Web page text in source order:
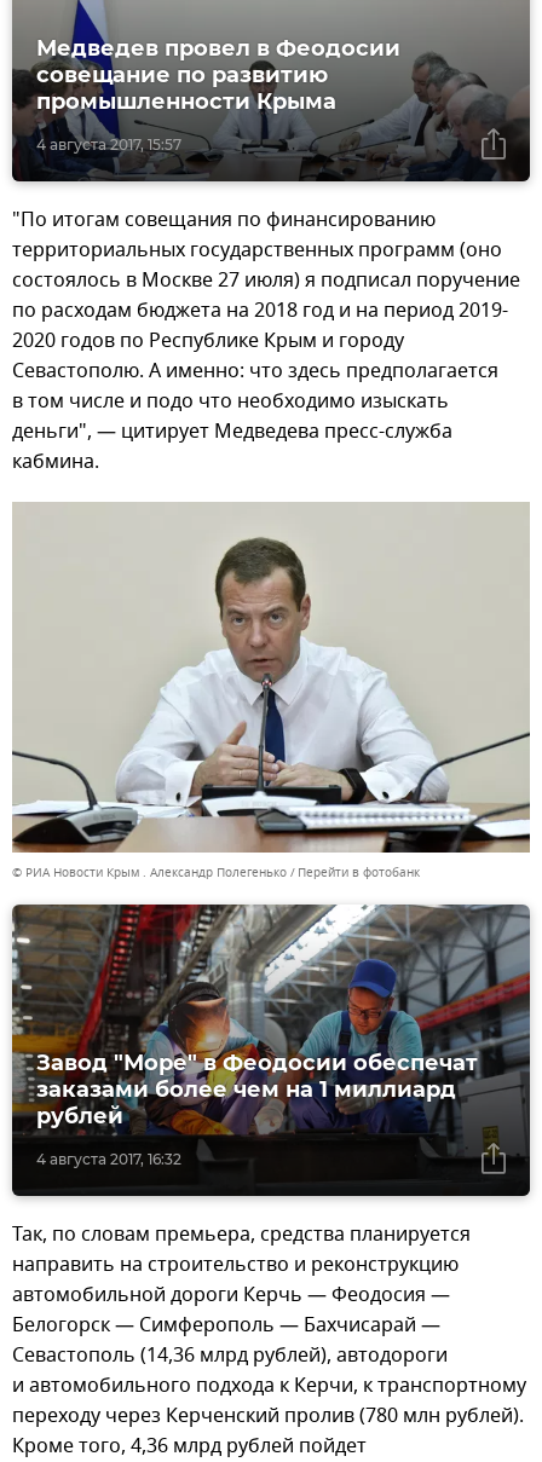
4 августа 2017, 15:57
Медведев провел в Феодосии
совещание по развитию
промышленности Крыма
"По итогам совещания по финансированию
территориальных государственных программ (оно
состоялось в Москве 27 июля) я подписал поручение
по расходам бюджета на 2018 год и на период 2019-
2020 годов по Республике Крым и городу
Севастополю. А именно: что здесь предполагается
в том числе и подо что необходимо изыскать
деньги", — цитирует Медведева пресс-служба
кабмина.
© РИА Новости Крым . Александр Полегенько Перейти в фотобанк
4 августа 2017, 16:32
Завод "Море" в Феодосии обеспечат
заказами более чем на 1 миллиард
рублей
Так, по словам премьера, средства планируется
направить на строительство и реконструкцию
автомобильной дороги Керчь — Феодосия —
Белогорск — Симферополь — Бахчисарай —
Севастополь (14,36 млрд рублей), автодороги
и автомобильного подхода к Керчи, к транспортному
переходу через Керченский пролив (780 млн рублей).
Кроме того, 4,36 млрд рублей пойдет